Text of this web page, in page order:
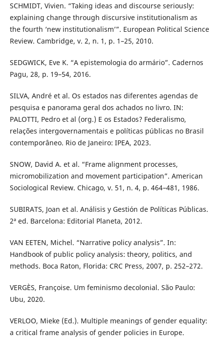
SCHMIDT, Vivien. “Taking ideas and discourse seriously:
explaining change through discursive institutionalism as
the fourth ‘new institutionalism’”. European Political Science
Review. Cambridge, v. 2, n. 1, p. 1–25, 2010.
SEDGWICK, Eve K. “A epistemologia do armário”. Cadernos
Pagu, 28, p. 19–54, 2016.
SILVA, André et al. Os estados nas diferentes agendas de
pesquisa e panorama geral dos achados no livro. IN:
PALOTTI, Pedro et al (org.) E os Estados? Federalismo,
relações intergovernamentais e políticas públicas no Brasil
contemporâneo. Rio de Janeiro: IPEA, 2023.
SNOW, David A. et al. “Frame alignment processes,
micromobilization and movement participation”. American
Sociological Review. Chicago, v. 51, n. 4, p. 464–481, 1986.
SUBIRATS, Joan et al. Análisis y Gestión de Políticas Públicas.
2ª ed. Barcelona: Editorial Planeta, 2012.
VAN EETEN, Michel. “Narrative policy analysis”. In:
Handbook of public policy analysis: theory, politics, and
methods. Boca Raton, Florida: CRC Press, 2007, p. 252–272.
VERGÈS, Françoise. Um feminismo decolonial. São Paulo:
Ubu, 2020.
VERLOO, Mieke (Ed.). Multiple meanings of gender equality:
a critical frame analysis of gender policies in Europe.